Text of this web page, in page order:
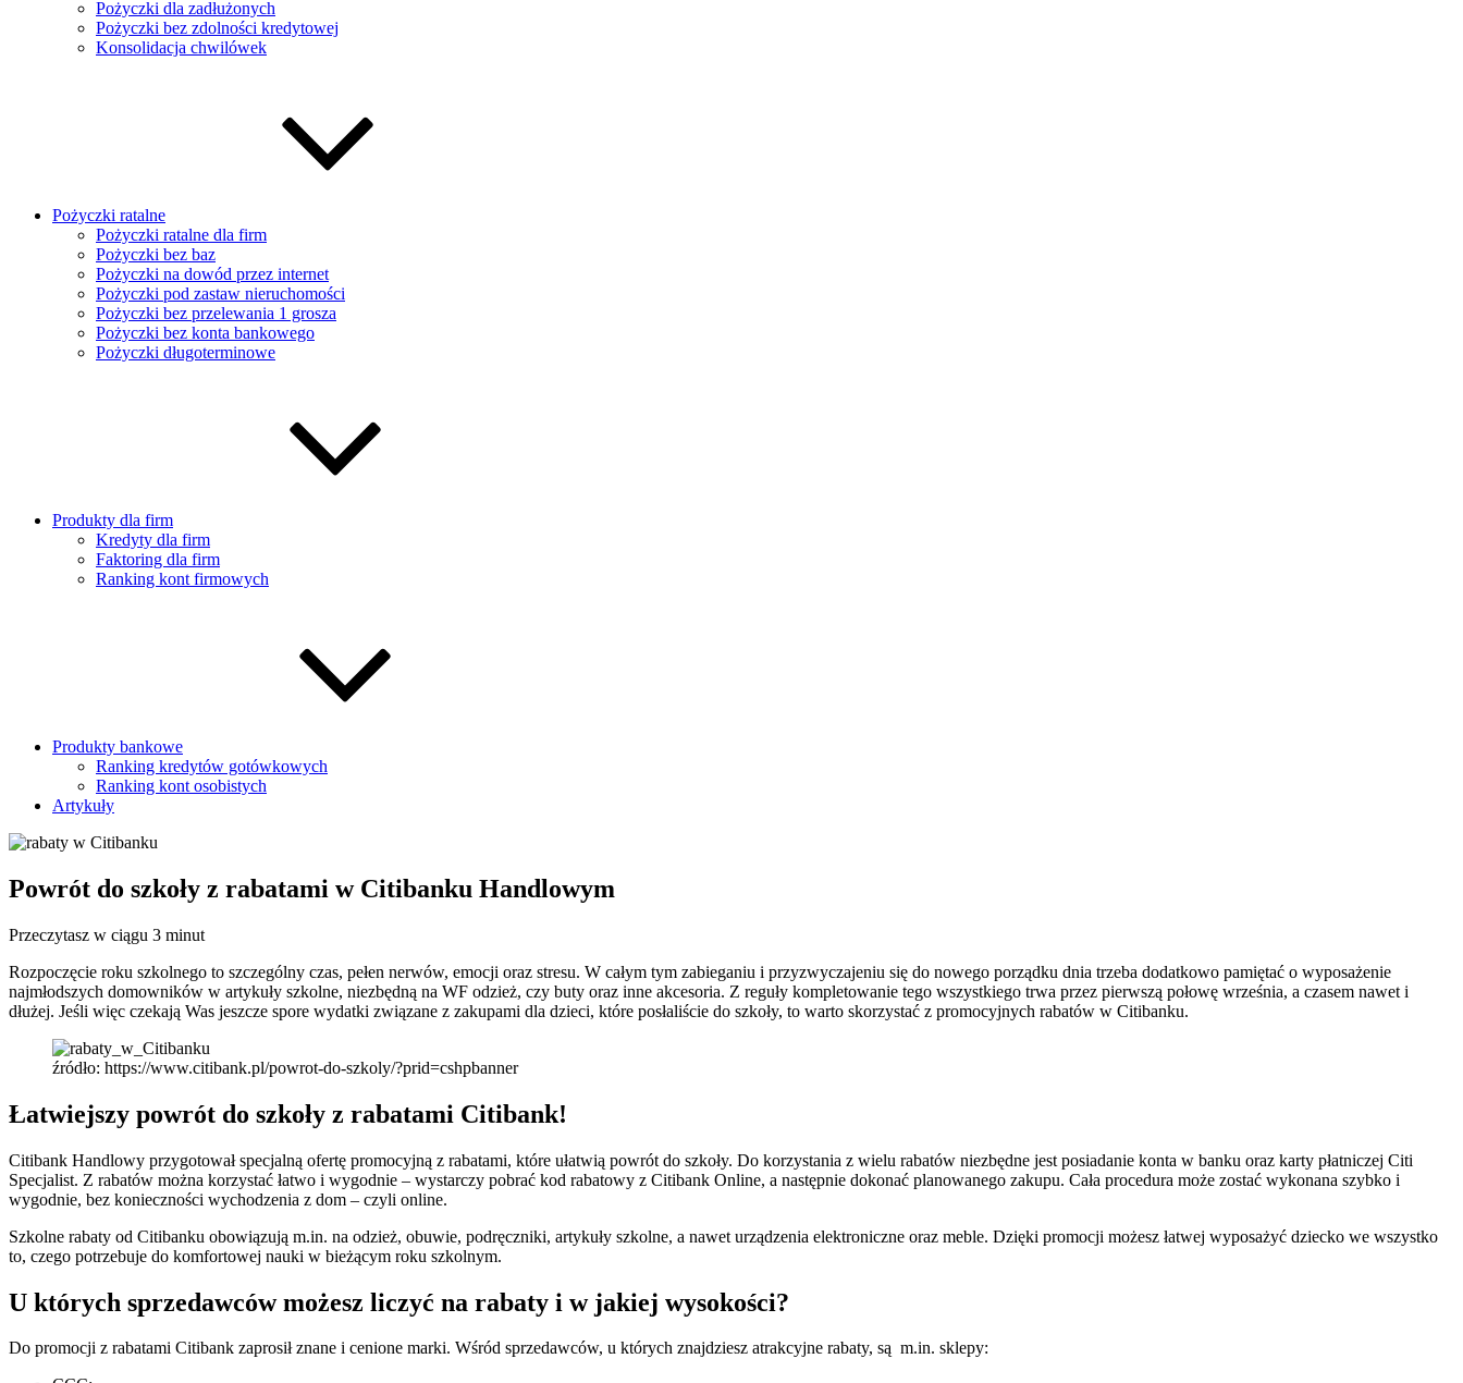
Pożyczki dla zadłużonych
Pożyczki bez zdolności kredytowej
Konsolidacja chwilówek
Pożyczki ratalne
Pożyczki ratalne dla firm
Pożyczki bez baz
Pożyczki na dowód przez internet
Pożyczki pod zastaw nieruchomości
Pożyczki bez przelewania 1 grosza
Pożyczki bez konta bankowego
Pożyczki długoterminowe
Produkty dla firm
Kredyty dla firm
Faktoring dla firm
Ranking kont firmowych
Produkty bankowe
Ranking kredytów gotówkowych
Ranking kont osobistych
Artykuły
Powrót do szkoły z rabatami w Citibanku Handlowym
Przeczytasz w ciągu 3 minut
Rozpoczęcie roku szkolnego to szczególny czas, pełen nerwów, emocji oraz stresu. W całym tym zabieganiu i przyzwyczajeniu się do nowego porządku dnia trzeba dodatkowo pamiętać o wyposażenie
najmłodszych domowników w artykuły szkolne, niezbędną na WF odzież, czy buty oraz inne akcesoria. Z reguły kompletowanie tego wszystkiego trwa przez pierwszą połowę września, a czasem nawet i
dłużej. Jeśli więc czekają Was jeszcze spore wydatki związane z zakupami dla dzieci, które posłaliście do szkoły, to warto skorzystać z promocyjnych rabatów w Citibanku.
źródło: https://www.citibank.pl/powrot-do-szkoly/?prid=cshpbanner
Łatwiejszy powrót do szkoły z rabatami Citibank!
Citibank Handlowy przygotował specjalną ofertę promocyjną z rabatami, które ułatwią powrót do szkoły. Do korzystania z wielu rabatów niezbędne jest posiadanie konta w banku oraz karty płatniczej Citi
Specjalist. Z rabatów można korzystać łatwo i wygodnie – wystarczy pobrać kod rabatowy z Citibank Online, a następnie dokonać planowanego zakupu. Cała procedura może zostać wykonana szybko i
wygodnie, bez konieczności wychodzenia z dom – czyli online.
Szkolne rabaty od Citibanku obowiązują m.in. na odzież, obuwie, podręczniki, artykuły szkolne, a nawet urządzenia elektroniczne oraz meble. Dzięki promocji możesz łatwej wyposażyć dziecko we wszystko
to, czego potrzebuje do komfortowej nauki w bieżącym roku szkolnym.
U których sprzedawców możesz liczyć na rabaty i w jakiej wysokości?
Do promocji z rabatami Citibank zaprosił znane i cenione marki. Wśród sprzedawców, u których znajdziesz atrakcyjne rabaty, są m.in. sklepy: